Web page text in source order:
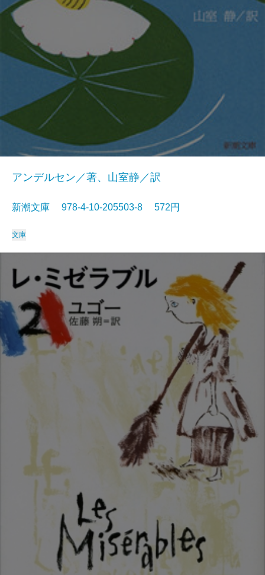
アンデルセン／著、山室静／訳
新潮文庫 978-4-10-205503-8 572円
文庫